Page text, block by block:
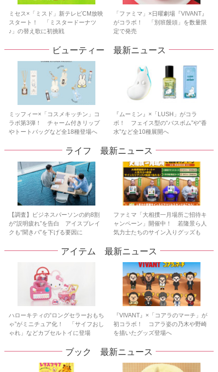
ミセス×「ミスド」新テレビCM放映
スタート！ 「ミスタードーナツ
♪」の替え歌に初挑戦
「ファミマ」×日曜劇場『VIVANT』
がコラボ！ 「別班饅頭」を数量限
定で発売
ビューティー 最新ニュース
ミッフィー×「コスメキッチン」コ
ラボ第3弾！ チャーム付きリップ
やトートバッグなど全18種登場へ
『ムーミン』×「LUSH」がコラ
ボ！ フェイス型の“バスボム”や“香
水”など全10種展開へ
ライフ 最新ニュース
【調査】ビジネスパーソンの約8割
が“説明疲れ”を告白 アイスブレイ
クも“聞きパ”を下げる要因に
ファミマ「大相撲一月場所ご招待キ
ャンペーン」開催中！ 若隆景ら人
気力士たちのサイン入りグッズも
アイテム 最新ニュース
ハローキティの“ロングセラーおもち
ゃ”がミニチュア化！ 「サイフおし
ゃれ」などカプセルトイに登場
『VIVANT』×「コアラのマーチ」が
初コラボ！ コアラ姿の乃木や野崎
を描いたグッズ登場へ
ブック 最新ニュース